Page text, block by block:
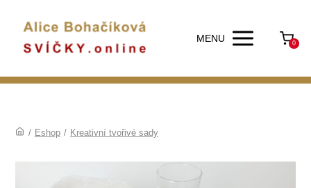
MENU 0
/ Eshop / Kreativní tvořivé sady